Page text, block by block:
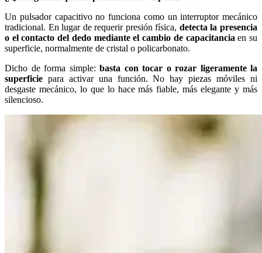
Un pulsador capacitivo no funciona como un interruptor mecánico
tradicional. En lugar de requerir presión física, detecta la presencia
o el contacto del dedo mediante el cambio de capacitancia en su
superficie, normalmente de cristal o policarbonato.
Dicho de forma simple: basta con tocar o rozar ligeramente la
superficie para activar una función. No hay piezas móviles ni
desgaste mecánico, lo que lo hace más fiable, más elegante y más
silencioso.